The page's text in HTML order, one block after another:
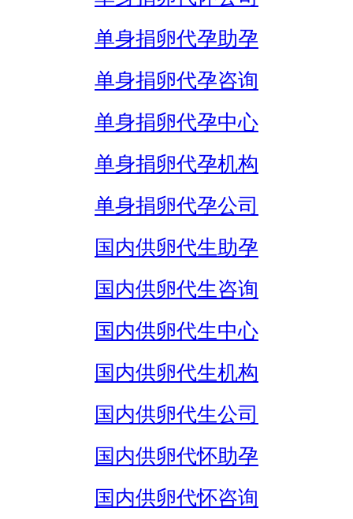
单身捐卵代孕助孕
单身捐卵代孕咨询
单身捐卵代孕中心
单身捐卵代孕机构
单身捐卵代孕公司
国内供卵代生助孕
国内供卵代生咨询
国内供卵代生中心
国内供卵代生机构
国内供卵代生公司
国内供卵代怀助孕
国内供卵代怀咨询